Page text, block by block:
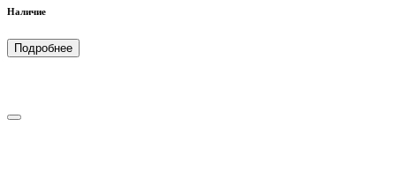
Наличие
Подробнее